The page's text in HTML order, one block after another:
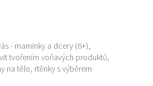
- maminky a dcery (6+),
tvořením voňavých produktů,
na tělo, rtěnky s výběrem